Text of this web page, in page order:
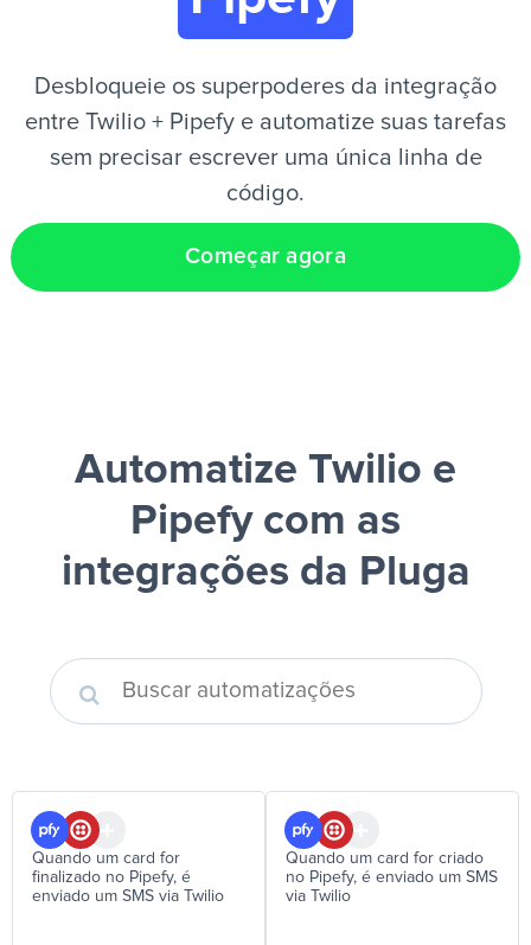
Desbloqueie os superpoderes da integração
entre Twilio + Pipefy e automatize suas tarefas
sem precisar escrever uma única linha de
código.
Começar agora
Automatize Twilio e
Pipefycom as
integrações da Pluga
Quando um card for
finalizado no Pipefy, é
enviado um SMS via Twilio
Quando um card for criado
no Pipefy, é enviado um SMS
via Twilio